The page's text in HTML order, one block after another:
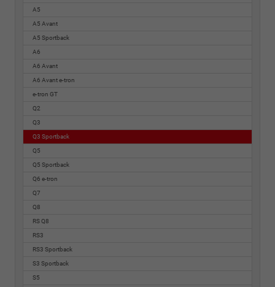
A5
A5 Avant
A5 Sportback
A6
A6 Avant
A6 Avant e-tron
e-tron GT
Q2
Q3
Q3 Sportback
Q5
Q5 Sportback
Q6 e-tron
Q7
Q8
RS Q8
RS3
RS3 Sportback
S3 Sportback
S5